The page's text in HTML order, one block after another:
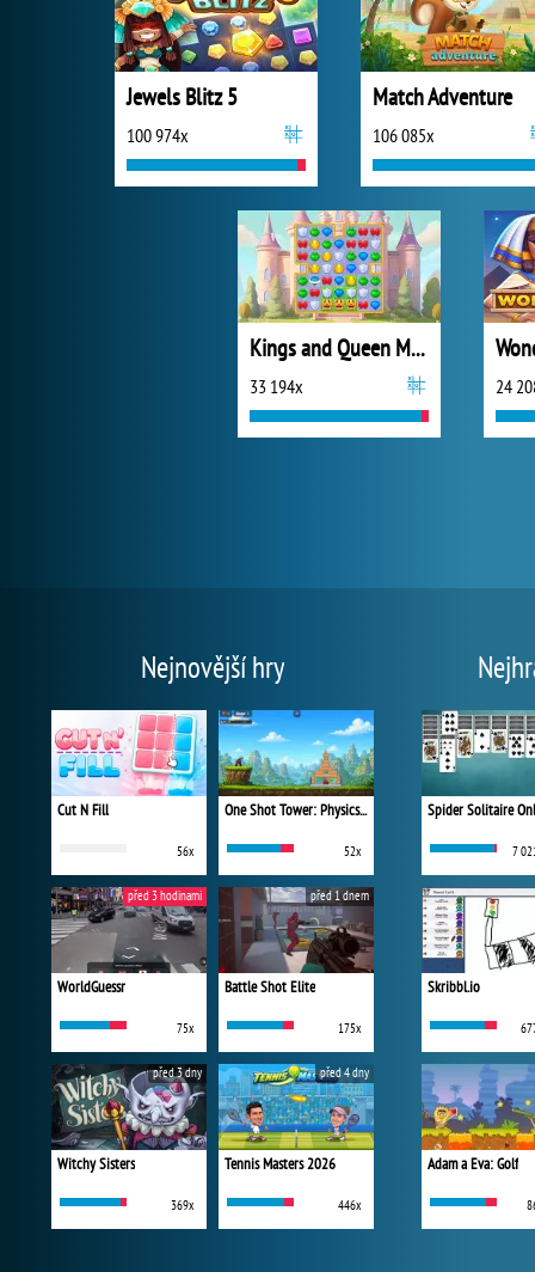
Jewels Blitz 5
100 974x
Match Adventure
106 085x
Kings and Queen Match
33 194x 24
Nejnovější hry
Cut N Fill
56x
One Shot Tower: Physics Destroyer
52x
WorldGuessr
75x
před 3 hodinami
Battle Shot Elite
175x
před 1 dnem
Witchy Sisters
369x
před 3 dny
Tennis Masters 2026
446x
před 4 dny
Spider Solitaire
7
Skribbl.io
Adam a Eva: Golf